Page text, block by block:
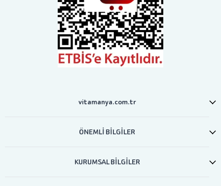
vitamanya.com.tr
ÖNEMLİ BİLGİLER
KURUMSAL BİLGİLER